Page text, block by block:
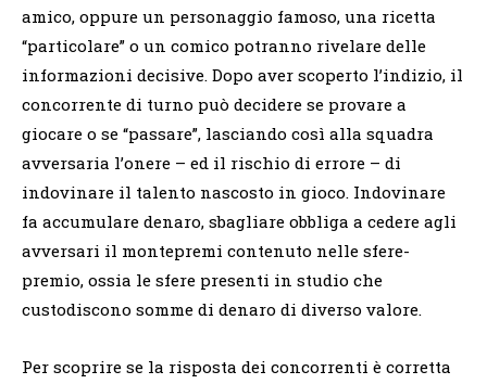
amico, oppure un personaggio famoso, una ricetta
“particolare” o un comico potranno rivelare delle
informazioni decisive. Dopo aver scoperto l’indizio, il
concorrente di turno può decidere se provare a
giocare o se “passare”, lasciando così alla squadra
avversaria l’onere – ed il rischio di errore – di
indovinare il talento nascosto in gioco. Indovinare
fa accumulare denaro, sbagliare obbliga a cedere agli
avversari il montepremi contenuto nelle sfere-
premio, ossia le sfere presenti in studio che
custodiscono somme di denaro di diverso valore.
Per scoprire se la risposta dei concorrenti è corretta